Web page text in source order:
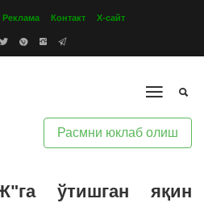
Реклама Контакт Х-сайт
Расмни юклаб олиш
ўтишган яқин